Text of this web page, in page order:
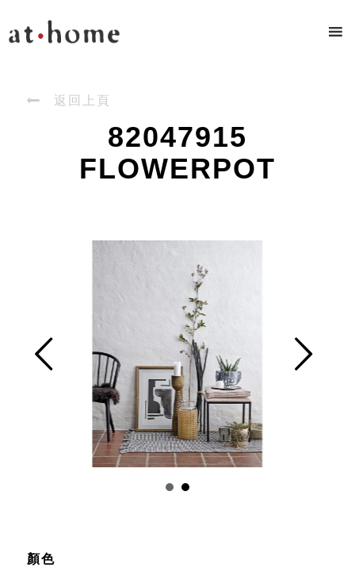
 返回上頁
82047915
FLOWERPOT
顏色